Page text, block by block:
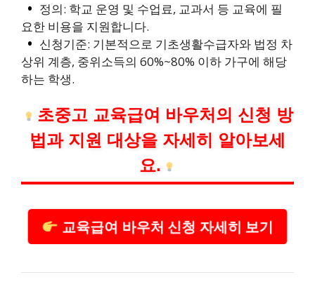
정의: 학교 운영 및 수업료, 교과서 등 교육에 필
요한 비용을 지원합니다.
신청기준: 기본적으로 기초생활수급자와 법정 차
상위 계층, 중위소득의 60%~80% 이하 가구에 해당
하는 학생.
초중고 교육급여 바우처의 신청 방
법과 지원 대상을 자세히 알아보세
요.
교육급여 바우처 신청 자세히 보기